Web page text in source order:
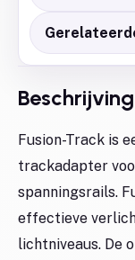
Beschrijving
Fusion-Track is
trackadapter
spanningsrails.
effectieve
lichtniveaus. De